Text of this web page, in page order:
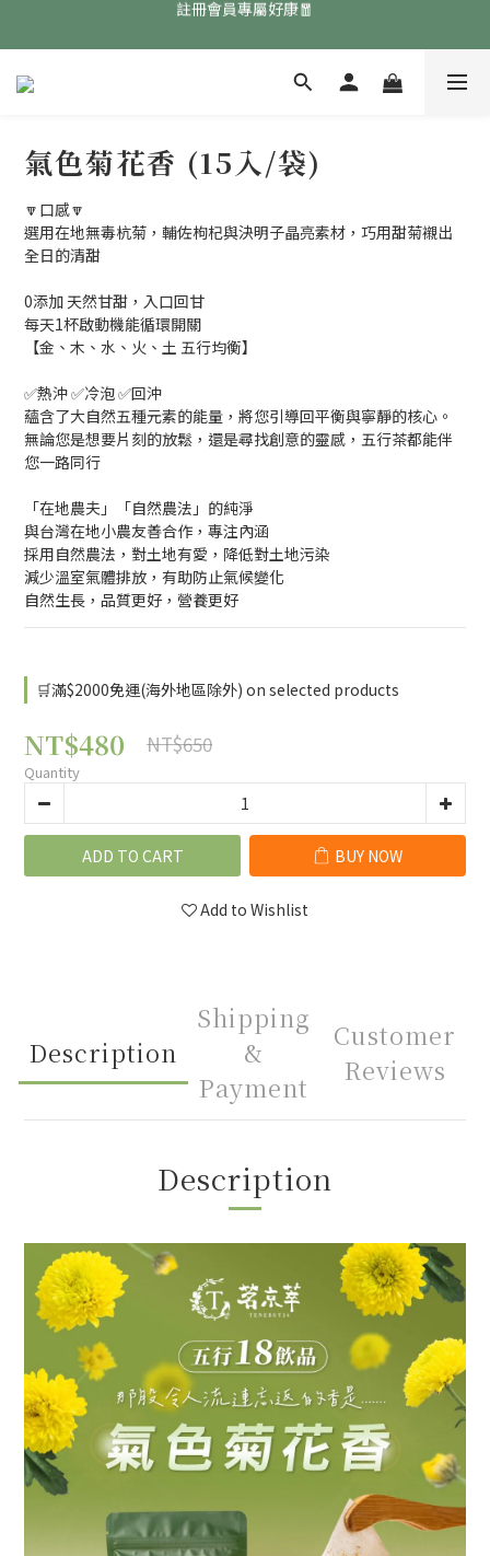
註冊會員專屬好康🧧
氣色菊花香 (15入/袋)
🔽口感🔽
選用在地無毒杭菊，輔佐枸杞與決明子晶亮素材，巧用甜菊襯出
全日的清甜
0添加 天然甘甜，入口回甘
每天1杯啟動機能循環開關
【金、木、水、火、土 五行均衡】
✅熱沖 ✅冷泡 ✅回沖
蘊含了大自然五種元素的能量，將您引導回平衡與寧靜的核心。
無論您是想要片刻的放鬆，還是尋找創意的靈感，五行茶都能伴
您一路同行
「在地農夫」「自然農法」的純淨
與台灣在地小農友善合作，專注內涵
採用自然農法，對土地有愛，降低對土地污染
減少溫室氣體排放，有助防止氣候變化
自然生長，品質更好，營養更好
🛒滿$2000免運(海外地區除外) on selected products
NT$480 NT$650
Quantity
ADD TO CART BUY NOW
Add to Wishlist
Description
Shipping
&
Payment
Customer
Reviews
Description